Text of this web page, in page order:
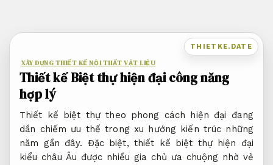
THIETKE.DATE
XÂY DỰNG THIẾT KẾ NỘI THẤT VẬT LIỆU
Thiết kế Biệt thự hiện đại công năng
hợp lý
Thiết kế biệt thự theo phong cách hiện đại đang
dần chiếm ưu thế trong xu hướng kiến trúc những
năm gần đây. Đặc biệt, thiết kế biệt thự hiện đại
kiểu châu Âu được nhiều gia chủ ưa chuộng nhờ vẻ